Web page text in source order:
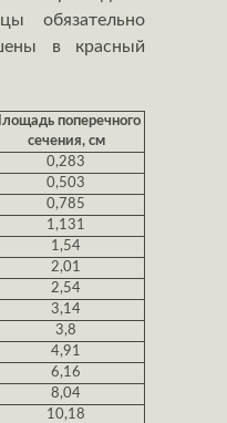
обязательно
в красный
поперечного
сечения, см
0,283
0,503
0,785
1,131
1,54
2,01
2,54
3,14
3,8
4,91
6,16
8,04
10,18